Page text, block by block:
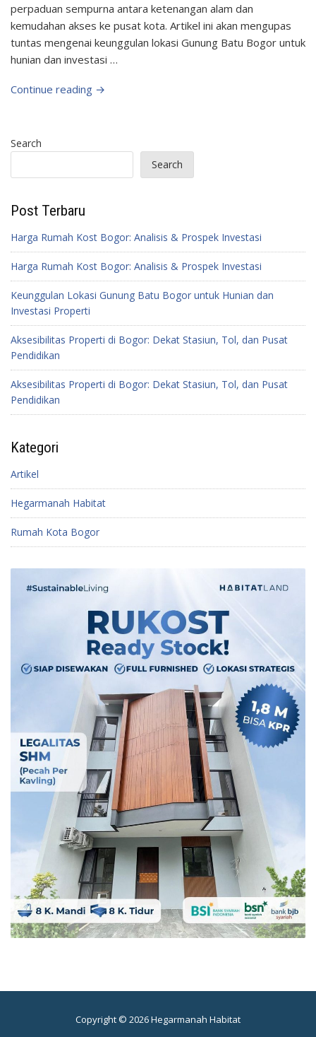
perpaduan sempurna antara ketenangan alam dan
kemudahan akses ke pusat kota. Artikel ini akan mengupas
tuntas mengenai keunggulan lokasi Gunung Batu Bogor untuk
hunian dan investasi …
Continue reading →
Search
Search
Post Terbaru
Harga Rumah Kost Bogor: Analisis & Prospek Investasi
Harga Rumah Kost Bogor: Analisis & Prospek Investasi
Keunggulan Lokasi Gunung Batu Bogor untuk Hunian dan
Investasi Properti
Aksesibilitas Properti di Bogor: Dekat Stasiun, Tol, dan Pusat
Pendidikan
Aksesibilitas Properti di Bogor: Dekat Stasiun, Tol, dan Pusat
Pendidikan
Kategori
Artikel
Hegarmanah Habitat
Rumah Kota Bogor
Copyright © 2026 Hegarmanah Habitat